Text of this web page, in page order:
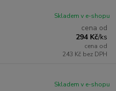
cena od
294 Kč/ks
cena od
243 Kč bez DPH
Skladem v e-shopu
Skladem v e-shopu